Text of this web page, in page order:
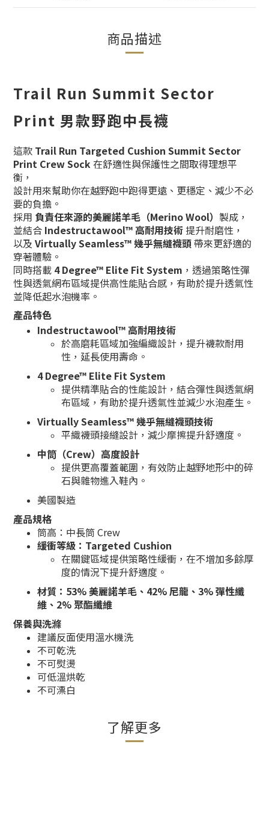
商品描述
Trail Run Summit Sector
Print 男款野跑中長襪
這款 Trail Run Targeted Cushion Summit Sector
Print Crew Sock在舒適性與保護性之間取得理想平
衡，
設計用來幫助你在越野跑中跑得更遠、更穩定、減少不必
要的負擔。
採用 負責任來源的美麗諾羊毛（Merino Wool） 製成，
並結合 Indestructawool™ 高耐用技術 提升耐磨性，
以及 Virtually Seamless™ 幾乎無縫襪頭帶來更舒適的
穿著體驗。
同時搭載 4 Degree™ Elite Fit System ，透過策略性彈
性與透氣網布區域提供高性能貼合感，有助於提升透氣性
並降低起水泡機率。
產品特色
Indestructawool™ 高耐用技術
於高磨耗區域加強編織設計，提升襪款耐用
性，延長使用壽命。
4 Degree™ Elite Fit System
提供精準貼合的性能設計，結合彈性與透氣網
布區域，有助於提升透氣性並減少水泡產生。
Virtually Seamless™ 幾乎無縫襪頭技術
平織襪頭接縫設計，減少摩擦提升舒適度。
中筒（Crew）高度設計
提供更高覆蓋範圍，有效防止越野地形中的碎
石與雜物進入鞋內。
美國製造
產品規格
筒高：中長筒 Crew
緩衝等級：Targeted Cushion
在關鍵區域提供策略性緩衝，在不增加多餘厚
度的情況下提升舒適度。
材質：53% 美麗諾羊毛、42% 尼龍、3% 彈性纖
維、2% 聚酯纖維
保養與洗滌
建議反面使用溫水機洗
不可乾洗
不可熨燙
可低溫烘乾
不可漂白
了解更多